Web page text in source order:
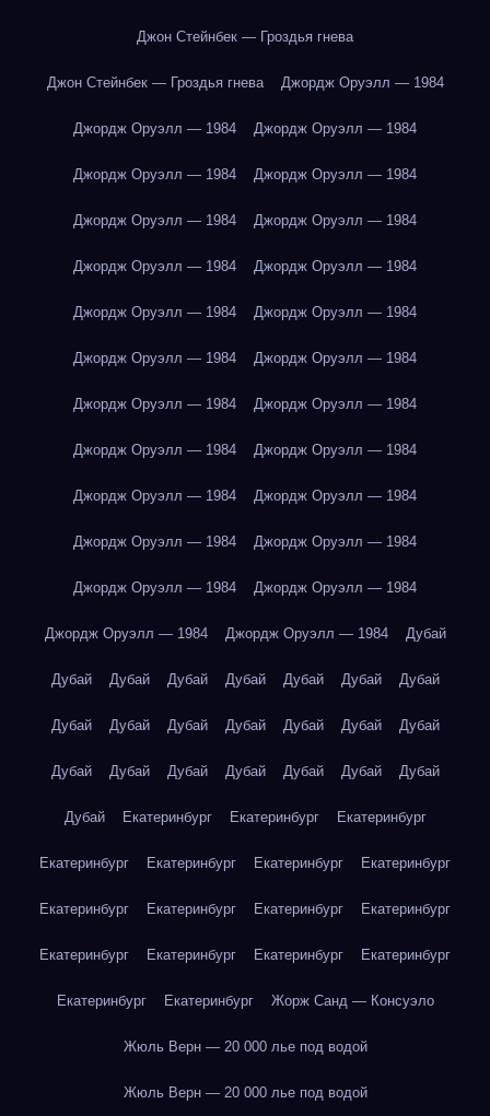
Джон Стейнбек — Гроздья гнева
Джон Стейнбек — Гроздья гнева Джордж Оруэлл — 1984
Джордж Оруэлл — 1984 Джордж Оруэлл — 1984
Джордж Оруэлл — 1984 Джордж Оруэлл — 1984
Джордж Оруэлл — 1984 Джордж Оруэлл — 1984
Джордж Оруэлл — 1984 Джордж Оруэлл — 1984
Джордж Оруэлл — 1984 Джордж Оруэлл — 1984
Джордж Оруэлл — 1984 Джордж Оруэлл — 1984
Джордж Оруэлл — 1984 Джордж Оруэлл — 1984
Джордж Оруэлл — 1984 Джордж Оруэлл — 1984
Джордж Оруэлл — 1984 Джордж Оруэлл — 1984
Джордж Оруэлл — 1984 Джордж Оруэлл — 1984
Джордж Оруэлл — 1984 Джордж Оруэлл — 1984
Джордж Оруэлл — 1984 Джордж Оруэлл — 1984 Дубай
Дубай Дубай Дубай Дубай Дубай Дубай Дубай
Дубай Дубай Дубай Дубай Дубай Дубай Дубай
Дубай Дубай Дубай Дубай Дубай Дубай Дубай
Дубай Екатеринбург Екатеринбург Екатеринбург
Екатеринбург Екатеринбург Екатеринбург Екатеринбург
Екатеринбург Екатеринбург Екатеринбург Екатеринбург
Екатеринбург Екатеринбург Екатеринбург Екатеринбург
Екатеринбург Екатеринбург Жорж Санд — Консуэло
Жюль Верн — 20 000 лье под водой
Жюль Верн — 20 000 лье под водой